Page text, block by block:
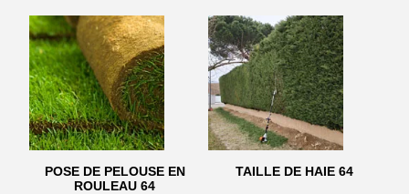
POSE DE PELOUSE EN
ROULEAU 64
TAILLE DE HAIE 64